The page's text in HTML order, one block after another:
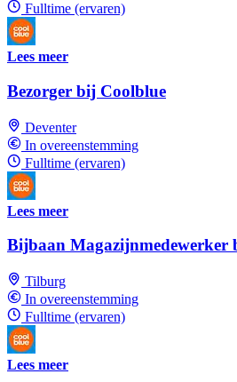
Fulltime (ervaren)
Lees meer
Bezorger bij Coolblue
Deventer
In overeenstemming
Fulltime (ervaren)
Lees meer
Bijbaan Magazijnmedewerker
Tilburg
In overeenstemming
Fulltime (ervaren)
Lees meer